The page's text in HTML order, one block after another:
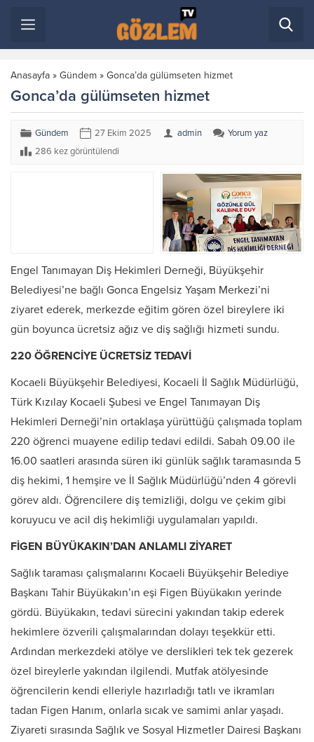
Anasayfa » Gündem » Gonca’da gülümseten hizmet
Gonca’da gülümseten hizmet
Gündem 27 Ekim 2025 admin
Yorum yaz
286 kez görüntülendi
Engel Tanımayan Diş Hekimleri Derneği, Büyükşehir
Belediyesi’ne bağlı Gonca Engelsiz Yaşam Merkezi’ni
ziyaret ederek, merkezde eğitim gören özel bireylere iki
gün boyunca ücretsiz ağız ve diş sağlığı hizmeti sundu.
220 ÖĞRENCİYE ÜCRETSİZ TEDAVİ
Kocaeli Büyükşehir Belediyesi, Kocaeli İl Sağlık Müdürlüğü,
Türk Kızılay Kocaeli Şubesi ve Engel Tanımayan Diş
Hekimleri Derneği’nin ortaklaşa yürüttüğü çalışmada toplam
220 öğrenci muayene edilip tedavi edildi. Sabah 09.00 ile
16.00 saatleri arasında süren iki günlük sağlık taramasında 5
diş hekimi, 1 hemşire ve İl Sağlık Müdürlüğü’nden 4 görevli
görev aldı. Öğrencilere diş temizliği, dolgu ve çekim gibi
koruyucu ve acil diş hekimliği uygulamaları yapıldı.
FİGEN BÜYÜKAKIN’DAN ANLAMLI ZİYARET
Sağlık taraması çalışmalarını Kocaeli Büyükşehir Belediye
Başkanı Tahir Büyükakın’ın eşi Figen Büyükakın yerinde
gördü. Büyükakın, tedavi sürecini yakından takip ederek
hekimlere özverili çalışmalarından dolayı teşekkür etti.
Ardından merkezdeki atölye ve derslikleri tek tek gezerek
özel bireylerle yakından ilgilendi. Mutfak atölyesinde
öğrencilerin kendi elleriyle hazırladığı tatlı ve ikramları
tadan Figen Hanım, onlarla sıcak ve samimi anlar yaşadı.
Ziyareti sırasında Sağlık ve Sosyal Hizmetler Dairesi Başkanı